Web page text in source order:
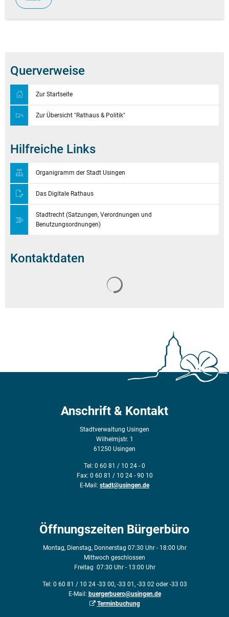
Querverweise
Zur Startseite
Zur Übersicht "Rathaus & Politik"
Hilfreiche Links
Organigramm der Stadt Usingen
Das Digitale Rathaus
Stadtrecht (Satzungen, Verordnungen und
Benutzungsordnungen)
Kontaktdaten
Anschrift & Kontakt
Stadtverwaltung Usingen
Wilhelmjstr. 1
61250 Usingen
Tel: 0 60 81 / 10 24 - 0
Fax: 0 60 81 / 10 24 - 90 10
E-Mail: stadt@usingen.de
Öffnungszeiten Bürgerbüro
Montag, Dienstag, Donnerstag 07:30 Uhr - 18:00 Uhr
Mittwoch geschlossen
Freitag 07:30 Uhr - 13:00 Uhr
Tel: 0 60 81 / 10 24 -33 00, -33 01, -33 02 oder -33 03
E-Mail: buergerbuero@usingen.de
Terminbuchung